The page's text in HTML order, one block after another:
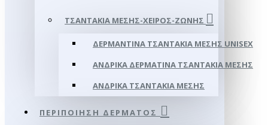
ΤΣΑΝΤΆΚΙΑ ΜΈΣΗΣ-ΧΕΙΡΌΣ-ΖΏΝΗΣ
ΔΕΡΜΆΝΤΙΝΑ ΤΣΑΝΤΆΚΙΑ ΜΈΣΗΣ UNISEX
ΑΝΔΡΙΚΆ ΔΕΡΜΆΤΙΝΑ ΤΣΑΝΤΆΚΙΑ ΜΈΣΗΣ
ΑΝΔΡΙΚΆ ΤΣΑΝΤΆΚΙΑ ΜΈΣΗΣ
ΠΕΡΙΠΟΊΗΣΗ ΔΈΡΜΑΤΟΣ